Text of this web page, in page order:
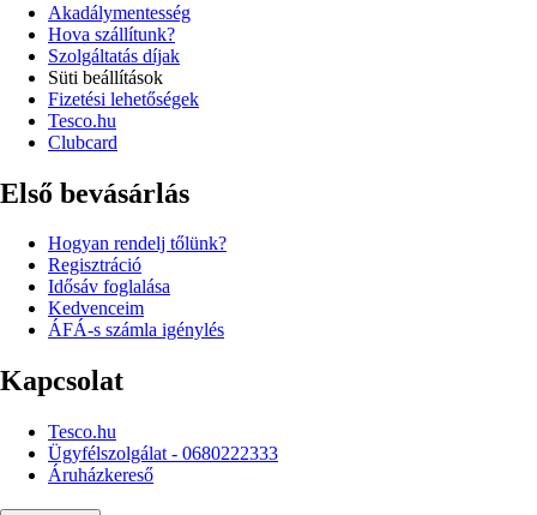
Akadálymentesség
Hova szállítunk?
Szolgáltatás díjak
Süti beállítások
Fizetési lehetőségek
Tesco.hu
Clubcard
Első bevásárlás
Hogyan rendelj tőlünk?
Regisztráció
Idősáv foglalása
Kedvenceim
ÁFÁ-s számla igénylés
Kapcsolat
Tesco.hu
Ügyfélszolgálat - 0680222333
Áruházkereső